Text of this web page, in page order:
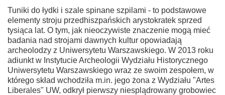
Tuniki do łydki i szale spinane szpilami - to podstawowe
elementy stroju przedhiszpańskich arystokratek sprzed
tysiąca lat. O tym, jak nieoczywiste znaczenie mogą mieć
badania nad strojami dawnych kultur opowiadają
archeolodzy z Uniwersytetu Warszawskiego. W 2013 roku
adiunkt w Instytucie Archeologii Wydziału Historycznego
Uniwersytetu Warszawskiego wraz ze swoim zespołem, w
którego skład wchodziła m.in. jego żona z Wydziału "Artes
Liberales" UW, odkrył pierwszy niesplądrowany grobowiec